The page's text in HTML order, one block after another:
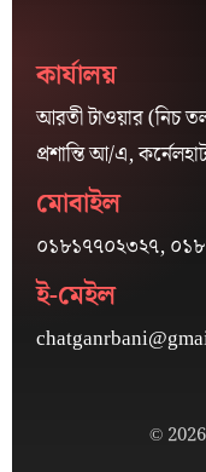
কার্যালয়
আরতী টাওয়ার (নিচ
প্রশান্তি আ/এ,
মোবাইল
০১৮১৭৭০২৩২৭,
ই-মেইল
© 2026